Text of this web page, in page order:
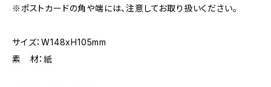
※ポストカードの角や端には、注意してお取り扱いください。
サイズ：W148xH105mm
素 材：紙